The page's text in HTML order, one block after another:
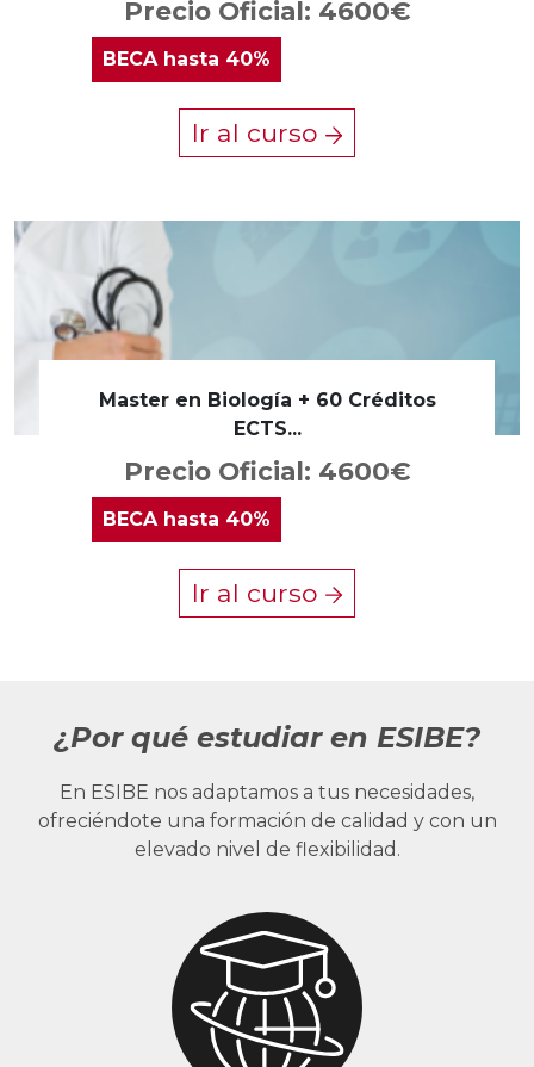
Precio Oficial: 4600€
BECAhasta 40%
Ir al curso
Master en Biología + 60 Créditos
ECTS...
Precio Oficial: 4600€
BECA hasta 40%
Ir al curso
¿Por qué estudiar en ESIBE?
En ESIBE nos adaptamos a tus necesidades,
ofreciéndote una formación de calidad y con un
elevado nivel de flexibilidad.